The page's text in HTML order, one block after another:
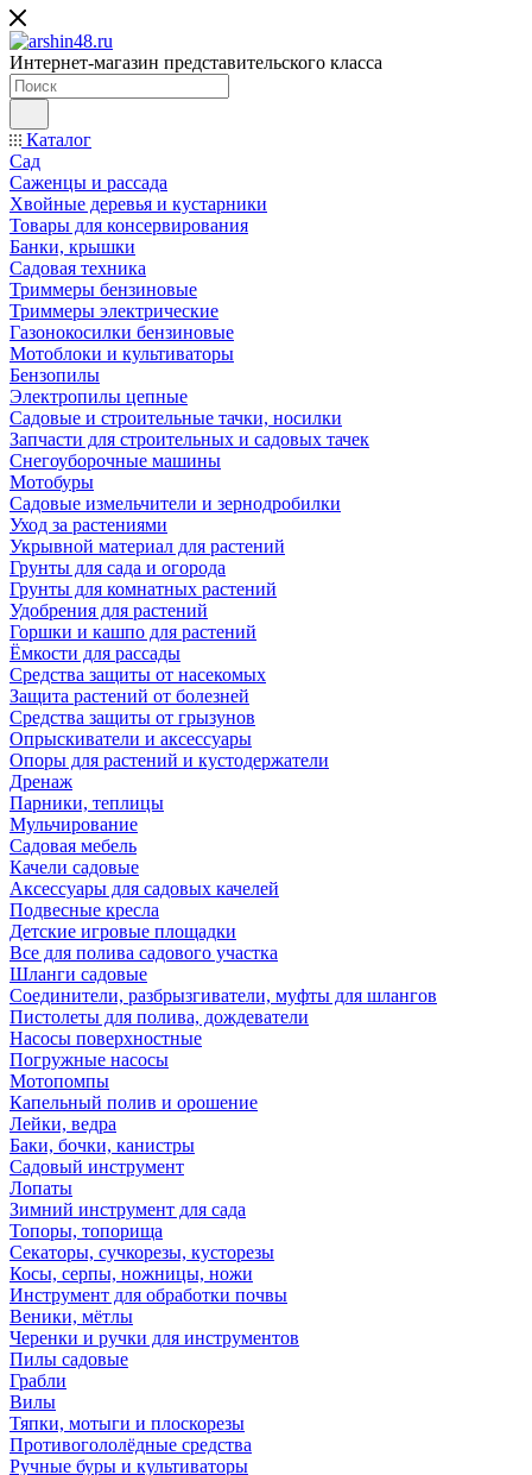
Интернет-магазин представительского класса
Каталог
Сад
Саженцы и рассада
Хвойные деревья и кустарники
Товары для консервирования
Банки, крышки
Садовая техника
Триммеры бензиновые
Триммеры электрические
Газонокосилки бензиновые
Мотоблоки и культиваторы
Бензопилы
Электропилы цепные
Садовые и строительные тачки, носилки
Запчасти для строительных и садовых тачек
Снегоуборочные машины
Мотобуры
Садовые измельчители и зернодробилки
Уход за растениями
Укрывной материал для растений
Грунты для сада и огорода
Грунты для комнатных растений
Удобрения для растений
Горшки и кашпо для растений
Ёмкости для рассады
Средства защиты от насекомых
Защита растений от болезней
Средства защиты от грызунов
Опрыскиватели и аксессуары
Опоры для растений и кустодержатели
Дренаж
Парники, теплицы
Мульчирование
Садовая мебель
Качели садовые
Аксессуары для садовых качелей
Подвесные кресла
Детские игровые площадки
Все для полива садового участка
Шланги садовые
Соединители, разбрызгиватели, муфты для шлангов
Пистолеты для полива, дождеватели
Насосы поверхностные
Погружные насосы
Мотопомпы
Капельный полив и орошение
Лейки, ведра
Баки, бочки, канистры
Садовый инструмент
Лопаты
Зимний инструмент для сада
Топоры, топорища
Секаторы, сучкорезы, кусторезы
Косы, серпы, ножницы, ножи
Инструмент для обработки почвы
Веники, мётлы
Черенки и ручки для инструментов
Пилы садовые
Грабли
Вилы
Тяпки, мотыги и плоскорезы
Противогололёдные средства
Ручные буры и культиваторы